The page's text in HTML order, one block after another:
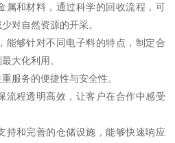
属和材料，通过科学的回收流程，可
对自然资源的开采。
能够针对不同电子料的特点，制定合
大化利用。
服务的便捷性与安全性。
流程透明高效，让客户在合作中感受
持和完善的仓储设施，能够快速响应